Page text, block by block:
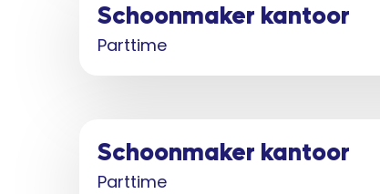
Schoonmaker kantoor
Parttime
Schoonmaker kantoor
Parttime